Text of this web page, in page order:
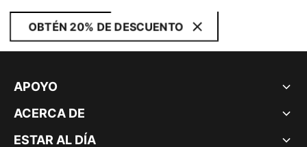
OBTÉN 20% DE DESCUENTO
APOYO
ACERCA DE
ESTAR AL DÍA